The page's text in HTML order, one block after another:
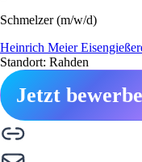
Schmelzer (m/w/d)
Heinrich Meier
Standort: Rahden
Jetzt